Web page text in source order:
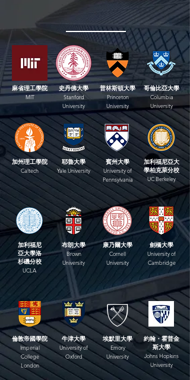
PANO 亮眼榜單
麻省理工學院
MIT
史丹佛大學
Stanford
University
普林斯頓大學
Princeton
University
哥倫比亞大學
Columbia
University
加州理工學院
Caltech
耶魯大學
Yale University
賓州大學
University of
Pennsylvania
加利福尼亞大
學柏克萊分校
UC Berkeley
加利福尼
亞大學洛
杉磯分校
UCLA
布朗大學
Brown
University
康乃爾大學
Cornell
University
劍橋大學
University of
Cambridge
倫敦帝國學院
Imperial
College
London
牛津大學
University of
Oxford
埃默里大學
Emory
University
約翰・霍普金
斯大學
Johns Hopkins
University